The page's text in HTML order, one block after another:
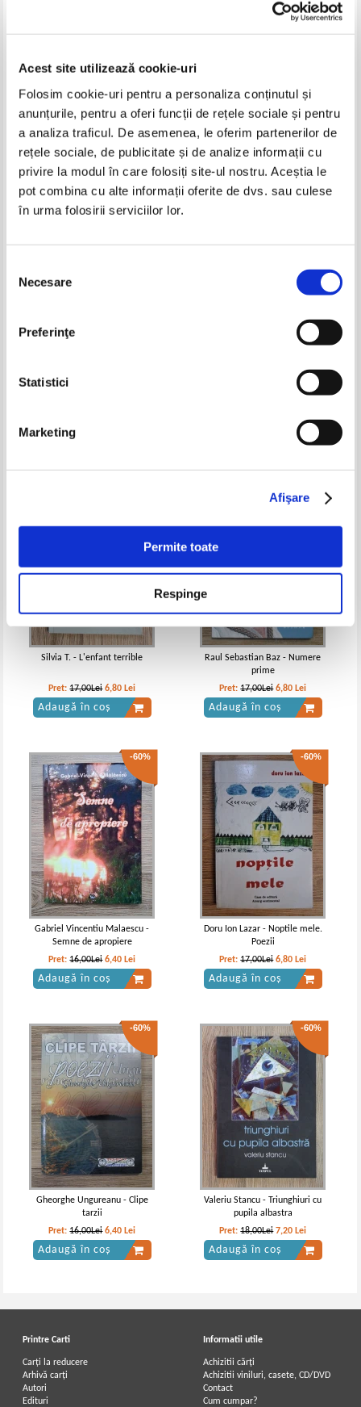
Acest site utilizează cookie-uri
Folosim cookie-uri pentru a personaliza conținutul și
anunțurile, pentru a oferi funcții de rețele sociale și pentru
a analiza traficul. De asemenea, le oferim partenerilor de
rețele sociale, de publicitate și de analize informații cu
privire la modul în care folosiți site-ul nostru. Aceștia le
pot combina cu alte informații oferite de dvs. sau culese
în urma folosirii serviciilor lor.
consimțământului
Necesare
Preferinţe
Statistici
Marketing
Afişare
Permite toate
Respinge
Mihai Eminescu - Poezii. Proza
literara (volumul 2)
10,00Lei 6,00 Lei
Adaugă în coș
Nicolae Dan Fruntelata -
Noaptea graului nou
Pret:
15,00Lei Lei
Adaugă în coș
-60%
Ion Luca Caragiale - Pe-un franc
Adaugă în coș
Mihai Adrian Hotca - Rime din
Silvia T. - L'enfant terrible
Pret:17,00Lei 6,80 Lei
Adaugă în coș
Raul Sebastian Baz - Numere
prime
Pret:17,00Lei 6,80 Lei
Adaugă în coș
-60%
Gabriel Vincentiu Malaescu -
Semne de apropiere
Pret:16,00Lei 6,40 Lei
Adaugă în coș
-60%
Doru Ion Lazar - Noptile mele.
Poezii
Pret:17,00Lei 6,80 Lei
Adaugă în coș
-60%
Gheorghe Ungureanu - Clipe
tarzii
Pret:16,00Lei 6,40 Lei
Adaugă în coș
-60%
Valeriu Stancu - Triunghiuri cu
pupila albastra
Pret:18,00Lei 7,20 Lei
Adaugă în coș
Printre Carti
Carți la reducere
Arhivă carți
Autori
Edituri
Informatii utile
Achizitii cărți
Achizitii viniluri, casete, CD/DVD
Contact
Cum cumpar?